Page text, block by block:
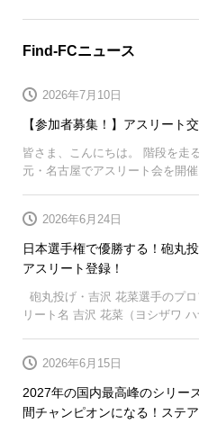
Find-FCニュース
【参加者募集！】アスリート
2026年7月10日
皆さま、こんにちは。 階段を走
元・名古屋でアスリート会を開
日本選手権で優勝する！砲丸
アスリート登録！
2026年6月24日
砲丸投げ・吉沢 花菜選手のプ
リート名 吉沢 花菜（ヨシザワ
2027年の国内最高峰のシリー
間チャンピオンになる！ステ
2026年6月15日